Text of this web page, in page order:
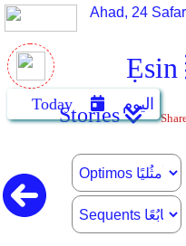
Ẹsin
Ahad, 24
Today اليومStories